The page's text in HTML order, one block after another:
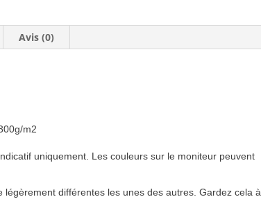
Avis (0)
m2
uniquement. Les couleurs sur le moniteur peuvent
différentes les unes des autres. Gardez cela à